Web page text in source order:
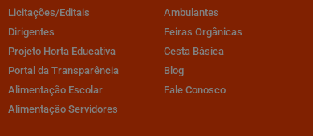
Licitações/Editais
Dirigentes
Projeto Horta Educativa
Portal da Transparência
Alimentação Escolar
Alimentação Servidores
Ambulantes
Feiras Orgânicas
Cesta Básica
Blog
Fale Conosco